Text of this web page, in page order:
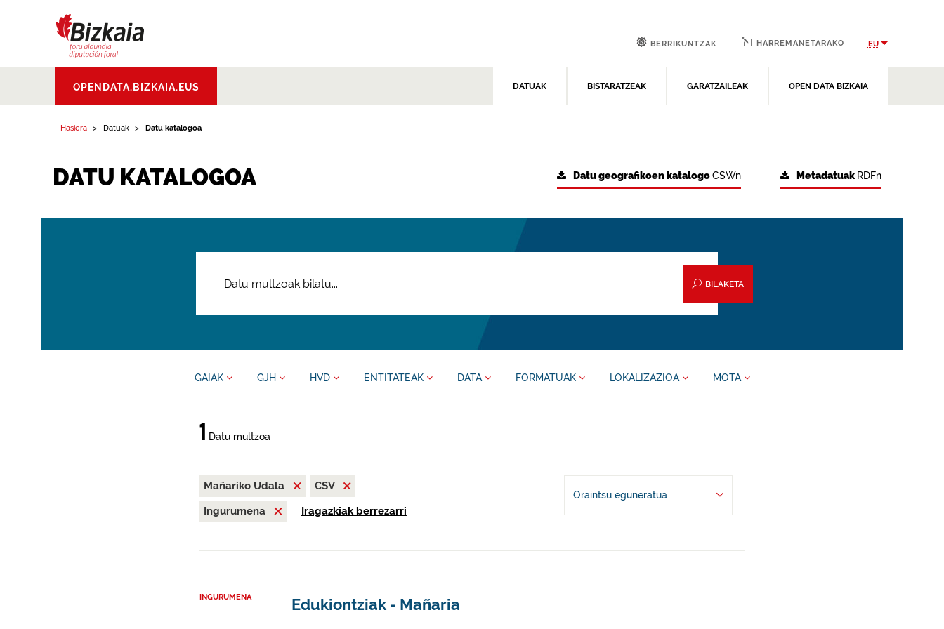
Aldundia.Diputacion
Foral de Bizkaia
OPENDATA.BIZKAIA.EUS DATUAK BISTARATZEAK GARATZAILEAK OPEN DATA BIZKAIA
BERRIKUNTZAK HARREMANETARAKO EU
Hasiera Datuak Datu katalogoa
DATU KATALOGOA Metadatuak RDFn
Datu geografikoen katalogoCSWn
BILAKETA
GAIAK GJH HVD ENTITATEAK DATA FORMATUAK LOKALIZAZIOA MOTA
1 Datu multzoa
Mañariko Udala
CSV
Ingurumena
Iragazkiak berrezarri
Oraintsu eguneratua
INGURUMENA Edukiontziak - Mañaria